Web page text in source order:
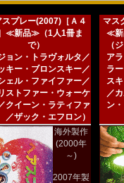
スプレー(2007)［Ａ４
≪新品≫（1人1冊ま
で）
ョン・トラヴォルタ／
キー・ブロンスキー／
ェル・ファイファー／
ストファー・ウォーケ
クイーン・ラティファ
／ザック・エフロン）
海外製作
(2000年
～)
2007年製
マス
≪新
（
ア
ラ
ス
／
ン